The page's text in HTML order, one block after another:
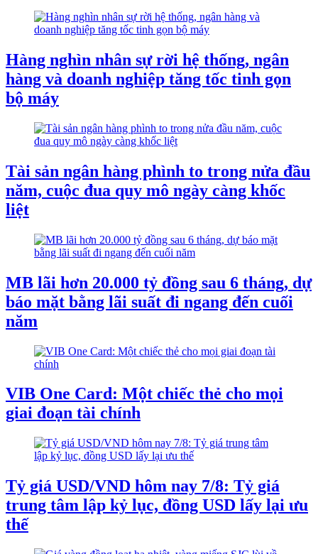
Hàng nghìn nhân sự rời hệ thống, ngân
hàng và doanh nghiệp tăng tốc tinh gọn
bộ máy
Tài sản ngân hàng phình to trong nửa đầu
năm, cuộc đua quy mô ngày càng khốc
liệt
MB lãi hơn 20.000 tỷ đồng sau 6 tháng, dự
báo mặt bằng lãi suất đi ngang đến cuối
năm
VIB One Card: Một chiếc thẻ cho mọi
giai đoạn tài chính
Tỷ giá USD/VND hôm nay 7/8: Tỷ giá
trung tâm lập kỷ lục, đồng USD lấy lại ưu
thế